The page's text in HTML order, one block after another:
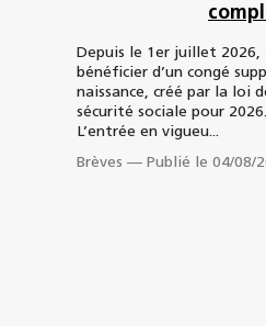
Depuis le 1er juillet 2026,
bénéficier d’un congé
naissance, créé par la loi
sécurité sociale pour
L’entrée en vigueu...
Brèves — Publié le 04/08/